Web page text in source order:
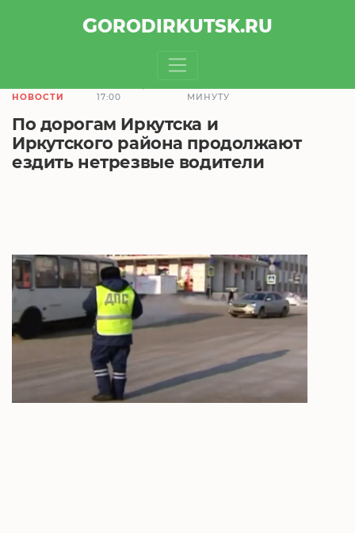
GORODIRKUTSK.RU
НОВОСТИ
17:00
МИНУТУ
По дорогам Иркутска и
Иркутского района продолжают
ездить нетрезвые водители